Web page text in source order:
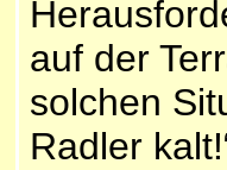
auf der
solchen
Radler